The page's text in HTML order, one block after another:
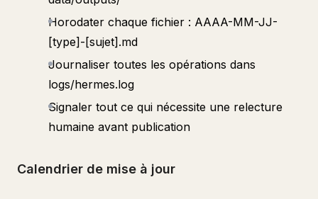
Horodater chaque fichier : AAAA-MM-JJ-
[type]-[sujet].md
Journaliser toutes les opérations dans
logs/hermes.log
Signaler tout ce qui nécessite une relecture
humaine avant publication
Calendrier de mise à jour